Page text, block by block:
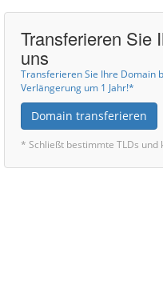
Transferieren Sie
uns
Transferieren Sie Ihre Domain
Verlängerung um 1 Jahr!*
Domain transferieren
* Schließt bestimmte TLDs